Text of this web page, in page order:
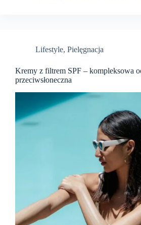
Lifestyle, Pielęgnacja
Kremy z filtrem SPF – kompleksowa
przeciwsłoneczna